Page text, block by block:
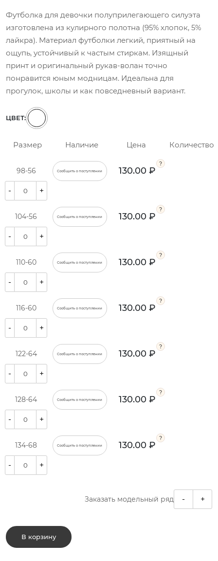
Футболка для девочки полуприлегающего силуэта
изготовлена из кулирного полотна (95% хлопок, 5%
лайкра). Материал футболки легкий, приятный на
ощупь, устойчивый к частым стиркам. Изящный
принт и оригинальный рукав-волан точно
понравится юным модницам. Идеальна для
прогулок, школы и как повседневный вариант.
ЦВЕТ:
Размер Наличие Цена Количество
98-56 Сообщить о поступлении 130.00 ₽
- +
104-56 Сообщить о поступлении 130.00 ₽
- +
110-60 Сообщить о поступлении 130.00 ₽
- +
116-60 Сообщить о поступлении 130.00 ₽
- +
122-64 Сообщить о поступлении 130.00 ₽
- +
128-64 Сообщить о поступлении 130.00 ₽
- +
134-68 Сообщить о поступлении 130.00 ₽
- +
Заказать модельный ряд - +
В корзину